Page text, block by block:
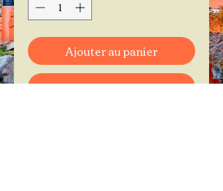
Ajouter au panier
Commander et payer